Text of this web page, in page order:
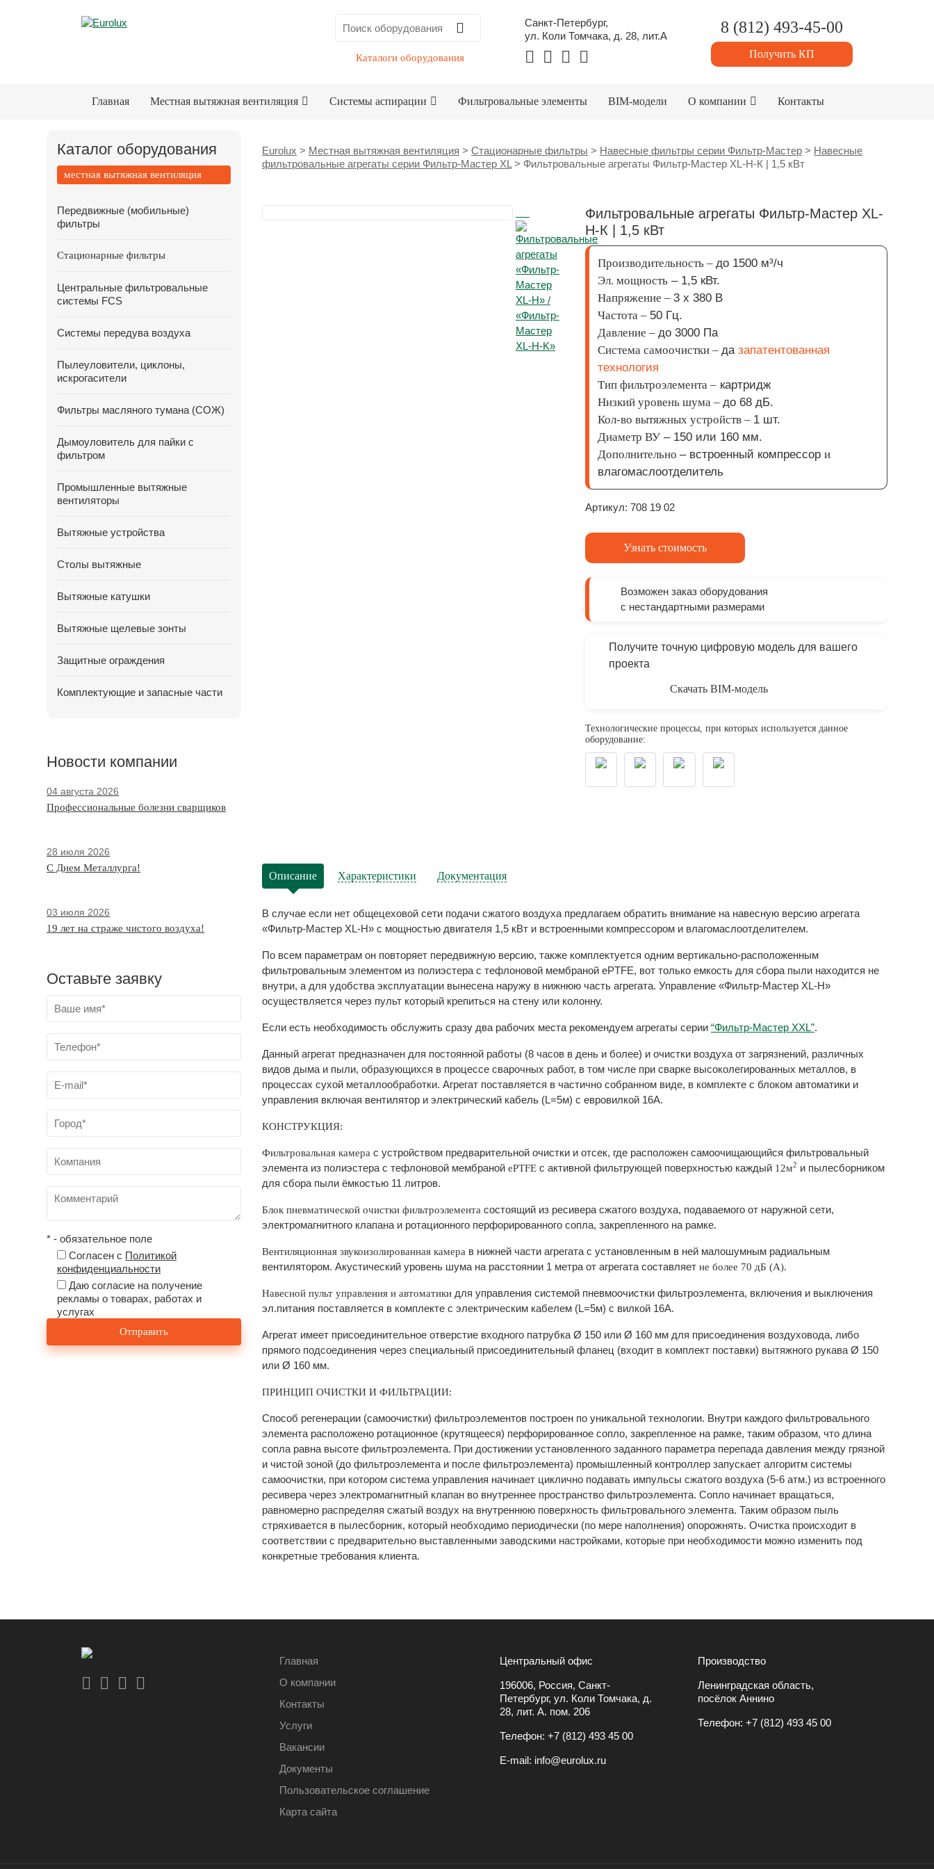
Каталоги оборудования
Санкт-Петербург,
ул. Коли Томчака, д. 28, лит.А
8 (812) 493-45-00
Получить КП
Главная Местная вытяжная вентиляция Системы аспирации Фильтровальные элементы BIM-модели О компании Контакты
Каталог оборудования
местная вытяжная вентиляция
Передвижные (мобильные)
фильтры
Стационарные фильтры
Центральные фильтровальные
системы FCS
Системы передува воздуха
Пылеуловители, циклоны,
искрогасители
Фильтры масляного тумана (СОЖ)
Дымоуловитель для пайки с
фильтром
Промышленные вытяжные
вентиляторы
Вытяжные устройства
Столы вытяжные
Вытяжные катушки
Вытяжные щелевые зонты
Защитные ограждения
Комплектующие и запасные части
Новости компании
04 августа 2026
Профессиональные болезни сварщиков
28 июля 2026
С Днем Металлурга!
03 июля 2026
19 лет на страже чистого воздуха!
Оставьте заявку
* - обязательное поле
Согласен с Политикой
конфиденциальности
Даю согласие на получение
рекламы о товарах, работах и
услугах
Eurolux > Местная вытяжная вентиляция >Стационарные фильтры > Навесные фильтры серии Фильтр-Мастер > Навесные
фильтровальные агрегаты серии Фильтр-Мастер XL > Фильтровальные агрегаты Фильтр-Мастер XL-H-К | 1,5 кВт
Фильтровальные агрегаты Фильтр-Мастер XL-
H-К | 1,5 кВт
Производительность – до 1500 м³/ч
Эл. мощность– 1,5 кВт.
Напряжение – 3 х 380 В
Частота – 50 Гц.
Давление – до 3000 Па
Система самоочистки – да запатентованная
технология
Тип фильтроэлемента –картридж
Низкий уровень шума – до 68 дБ.
Кол-во вытяжных устройств – 1 шт.
Диаметр ВУ– 150 или 160 мм.
Дополнительно – встроенный компрессор и
влагомаслоотделитель
Артикул: 708 19 02
Узнать стоимость
Возможен заказ оборудования
с нестандартными размерами
Получите точную цифровую модель для вашего
проекта
Скачать BIM-модель
Технологические процессы, при которых используется данное
оборудование:
Описание Характеристики Документация
В случае если нет общецеховой сети подачи сжатого воздуха предлагаем обратить внимание на навесную версию агрегата
«Фильтр-Мастер XL-Н» с мощностью двигателя 1,5 кВт и встроенными компрессором и влагомаслоотделителем.
По всем параметрам он повторяет передвижную версию, также комплектуется одним вертикально-расположенным
фильтровальным элементом из полиэстера с тефлоновой мембраной ePTFE, вот только емкость для сбора пыли находится не
внутри, а для удобства эксплуатации вынесена наружу в нижнюю часть агрегата. Управление «Фильтр-Мастер XL-Н»
осуществляется через пульт который крепиться на стену или колонну.
Если есть необходимость обслужить сразу два рабочих места рекомендуем агрегаты серии“Фильтр-Мастер XXL”.
Данный агрегат предназначен для постоянной работы (8 часов в день и более) и очистки воздуха от загрязнений, различных
видов дыма и пыли, образующихся в процессе сварочных работ, в том числе при сварке высоколегированных металлов, в
процессах сухой металлообработки. Агрегат поставляется в частично собранном виде, в комплекте с блоком автоматики и
управления включая вентилятор и электрический кабель (L=5м) с евровилкой 16А.
КОНСТРУКЦИЯ:
Фильтровальная камера с устройством предварительной очистки и отсек, где расположен самоочищающийся фильтровальный
элемента из полиэстера с тефлоновой мембранойePTFE с активной фильтрующей поверхностью каждый 12м2 и пылесборником
для сбора пыли ёмкостью 11 литров.
Блок пневматической очистки фильтроэлемента состоящий из ресивера сжатого воздуха, подаваемого от наружной сети,
электромагнитного клапана и ротационного перфорированного сопла, закрепленного на рамке.
Вентиляционная звукоизолированная камера в нижней части агрегата с установленным в ней малошумным радиальным
вентилятором. Акустический уровень шума на расстоянии 1 метра от агрегата составляетне более 70 дБ (А).
Навесной пульт управления и автоматики для управления системой пневмоочистки фильтроэлемента, включения и выключения
эл.питания поставляется в комплекте с электрическим кабелем (L=5м) с вилкой 16А.
Агрегат имеет присоединительное отверстие входного патрубка Ø 150 или Ø 160 мм для присоединения воздуховода, либо
прямого подсоединения через специальный присоединительный фланец (входит в комплект поставки) вытяжного рукава Ø 150
или Ø 160 мм.
ПРИНЦИП ОЧИСТКИ И ФИЛЬТРАЦИИ:
Способ регенерации (самоочистки) фильтроэлементов построен по уникальной технологии. Внутри каждого фильтровального
элемента расположено ротационное (крутящееся) перфорированное сопло, закрепленное на рамке, таким образом, что длина
сопла равна высоте фильтроэлемента. При достижении установленного заданного параметра перепада давления между грязной
и чистой зоной (до фильтроэлемента и после фильтроэлемента) промышленный контроллер запускает алгоритм системы
самоочистки, при котором система управления начинает циклично подавать импульсы сжатого воздуха (5-6 атм.) из встроенного
ресивера через электромагнитный клапан во внутреннее пространство фильтроэлемента. Сопло начинает вращаться,
равномерно распределяя сжатый воздух на внутреннюю поверхность фильтровального элемента. Таким образом пыль
стряхивается в пылесборник, который необходимо периодически (по мере наполнения) опорожнять. Очистка происходит в
соответствии с предварительно выставленными заводскими настройками, которые при необходимости можно изменить под
конкретные требования клиента.
Главная
О компании
Контакты
Услуги
Вакансии
Документы
Пользовательское соглашение
Карта сайта
Центральный офис
196006, Россия, Санкт-
Петербург, ул. Коли Томчака, д.
28, лит. А. пом. 206
Телефон: +7 (812) 493 45 00
E-mail: info@eurolux.ru
Производство
Ленинградская область,
посёлок Аннино
Телефон: +7 (812) 493 45 00